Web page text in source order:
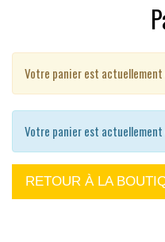
Votre panier est actuellement
Votre panier est actuellement
RETOUR À LA